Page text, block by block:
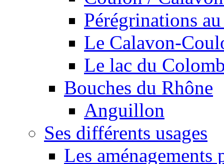
Pérégrinations
Le Calavon-
Le lac du
Bouches du Rhône
Anguillon
Ses différents usages
Les